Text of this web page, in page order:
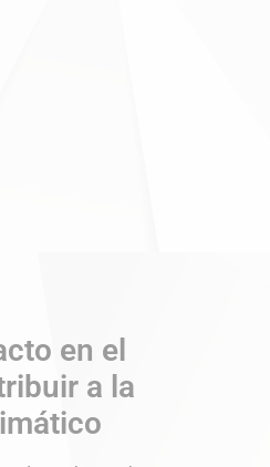
en el
a la